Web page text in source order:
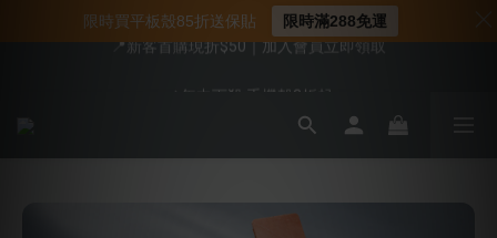
📍新客首購現折$50｜加入會員立即領取
會員享全館95折優惠
限時買平板殼85折送保貼 限時滿288免運